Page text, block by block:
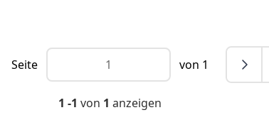
Seite von 1
1 -1 von 1 anzeigen